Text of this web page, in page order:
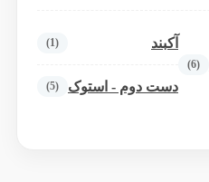
(6)
آکبند (1)
دست دوم - استوک (5)